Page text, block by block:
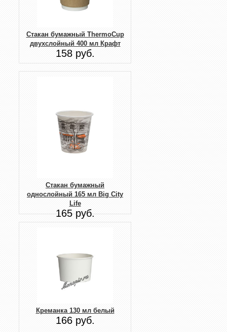
Стакан бумажный ThermoCup
двухслойный 400 мл Крафт
158 руб.
Стакан бумажный
однослойный 165 мл Big City
Life
165 руб.
Креманка 130 мл белый
166 руб.